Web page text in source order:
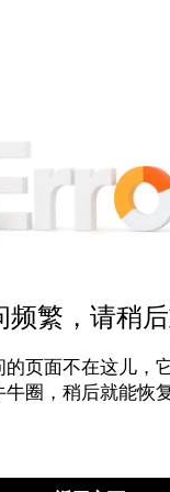
频繁，请稍
的页面不在这儿，
牛圈，稍后就能恢